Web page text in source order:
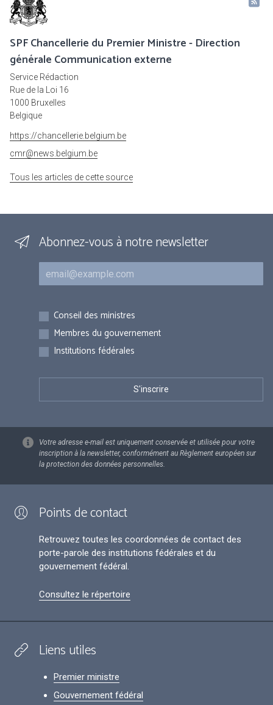
SPF Chancellerie du Premier Ministre - Direction
générale Communication externe
Service Rédaction
Rue de la Loi 16
1000 Bruxelles
Belgique
https://chancellerie.belgium.be
cmr@news.belgium.be
Tous les articles de cette source
Abonnez-vous à notre newsletter
Courriel
Inscriptions
Conseil des ministres
Membres du gouvernement
Institutions fédérales
Votre adresse e-mail est uniquement conservée et utilisée pour votre
inscription à la newsletter, conformément au Règlement européen sur
la protection des données personnelles.
Points de contact
Retrouvez toutes les coordonnées de contact des
porte-parole des institutions fédérales et du
gouvernement fédéral.
Consultez le répertoire
Liens utiles
Premier ministre
Gouvernement fédéral